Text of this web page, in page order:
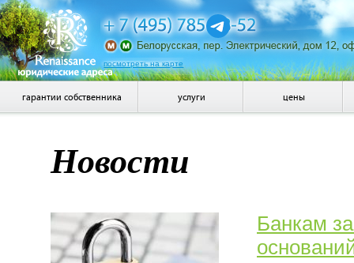
посмотреть на карте
гарантии собственника услуги цены
Новости
Банкам